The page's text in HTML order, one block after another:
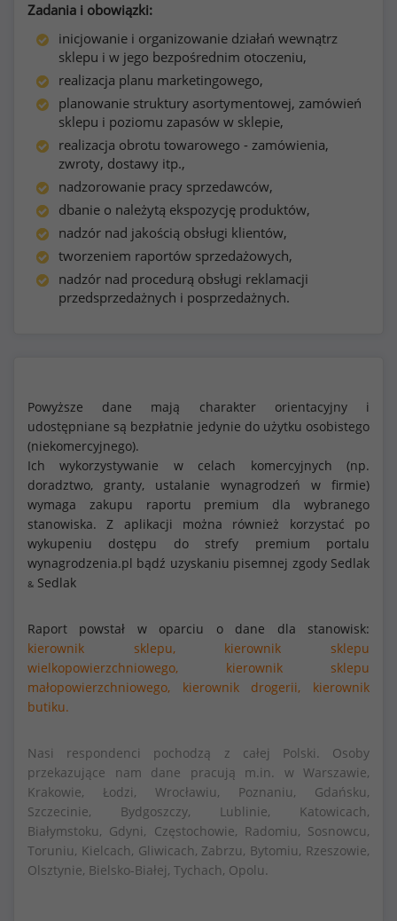
Zadania i obowiązki:
inicjowanie i organizowanie działań wewnątrz
sklepu i w jego bezpośrednim otoczeniu,
realizacja planu marketingowego,
planowanie struktury asortymentowej, zamówień
sklepu i poziomu zapasów w sklepie,
realizacja obrotu towarowego - zamówienia,
zwroty, dostawy itp.,
nadzorowanie pracy sprzedawców,
dbanie o należytą ekspozycję produktów,
nadzór nad jakością obsługi klientów,
tworzeniem raportów sprzedażowych,
nadzór nad procedurą obsługi reklamacji
przedsprzedażnych i posprzedażnych.
Powyższe dane mają charakter orientacyjny i
udostępniane są bezpłatnie jedynie do użytku osobistego
(niekomercyjnego).
Ich wykorzystywanie w celach komercyjnych (np.
doradztwo, granty, ustalanie wynagrodzeń w firmie)
wymaga zakupu raportu premium dla wybranego
stanowiska. Z aplikacji można również korzystać po
wykupeniu dostępu do strefy premium portalu
wynagrodzenia.pl bądź uzyskaniu pisemnej zgody Sedlak
& Sedlak
Raport powstał w oparciu o dane dla stanowisk:
kierownik sklepu,
kierownik sklepu
wielkopowierzchniowego,
kierownik sklepu
małopowierzchniowego,
kierownik drogerii,
kierownik
butiku.
Nasi respondenci pochodzą z całej Polski. Osoby
przekazujące nam dane pracują m.in. w Warszawie,
Krakowie, Łodzi, Wrocławiu, Poznaniu, Gdańsku,
Szczecinie, Bydgoszczy, Lublinie, Katowicach,
Białymstoku, Gdyni, Częstochowie, Radomiu, Sosnowcu,
Toruniu, Kielcach, Gliwicach, Zabrzu, Bytomiu, Rzeszowie,
Olsztynie, Bielsko-Białej, Tychach, Opolu.